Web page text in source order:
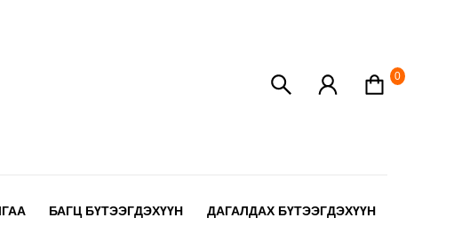
0
БАГЦ БҮТЭЭГДЭХҮҮН ДАГАЛДАХ БҮТЭЭГДЭХҮҮН